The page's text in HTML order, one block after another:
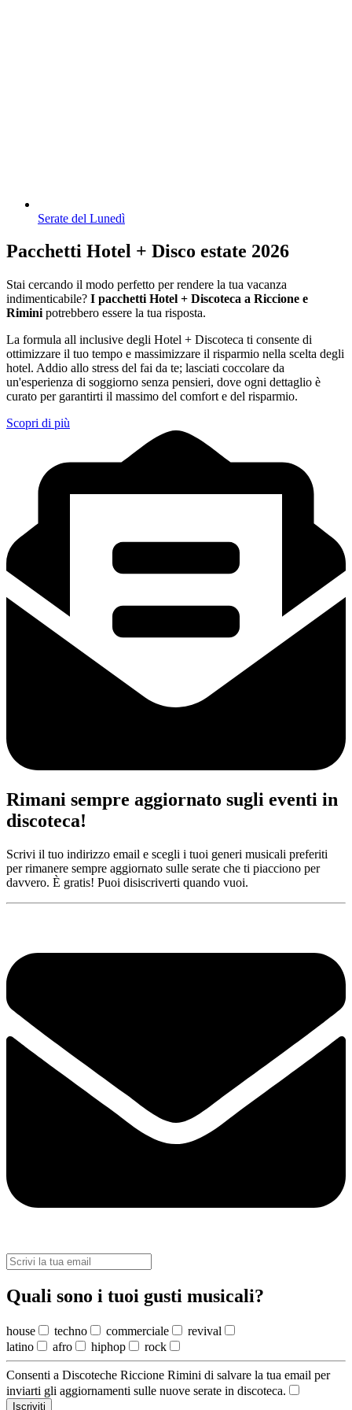
Serate del Lunedì
Pacchetti Hotel + Disco estate 2026
Stai cercando il modo perfetto per rendere la tua vacanza
indimenticabile? I pacchetti Hotel + Discoteca a Riccione e
Rimini potrebbero essere la tua risposta.
La formula all inclusive degli Hotel + Discoteca ti consente di
ottimizzare il tuo tempo e massimizzare il risparmio nella scelta degli
hotel. Addio allo stress del fai da te; lasciati coccolare da
un'esperienza di soggiorno senza pensieri, dove ogni dettaglio è
curato per garantirti il massimo del comfort e del risparmio.
Scopri di più
Rimani sempre aggiornato sugli eventi in
discoteca!
Scrivi il tuo indirizzo email e scegli i tuoi generi musicali preferiti
per rimanere sempre aggiornato sulle serate che ti piacciono per
davvero. È gratis! Puoi disiscriverti quando vuoi.
Quali sono i tuoi gusti musicali?
house techno commerciale
revival
latino
afro hiphop rock
Consenti a Discoteche Riccione Rimini di salvare la tua email per
inviarti gli aggiornamenti sulle nuove serate in discoteca.
Iscriviti